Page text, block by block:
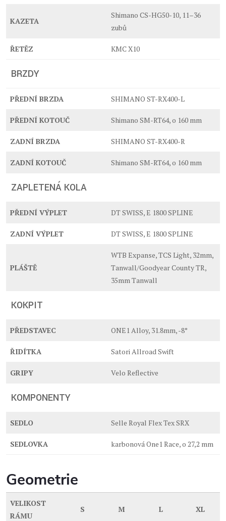
KAZETA
Shimano CS-HG50-10, 11–36
zubů
ŘETĚZ KMC X10
BRZDY
PŘEDNÍ BRZDA SHIMANO ST-RX400-L
PŘEDNÍ KOTOUČ Shimano SM-RT64, o 160 mm
ZADNÍ BRZDA SHIMANO ST-RX400-R
ZADNÍ KOTOUČ Shimano SM-RT64, o 160 mm
ZAPLETENÁ KOLA
PŘEDNÍ VÝPLET DT SWISS, E 1800 SPLINE
ZADNÍ VÝPLET DT SWISS, E 1800 SPLINE
PLÁŠTĚ
WTB Expanse, TCS Light, 32mm,
Tanwall/Goodyear County TR,
35mm Tanwall
KOKPIT
PŘEDSTAVEC ONE1 Alloy, 31.8mm, -8°
ŘIDÍTKA Satori Allroad Swift
GRIPY Velo Reflective
KOMPONENTY
SEDLO Selle Royal Flex Tex SRX
SEDLOVKA karbonová One1 Race, o 27,2 mm
Geometrie
VELIKOST
RÁMU
S M L XL